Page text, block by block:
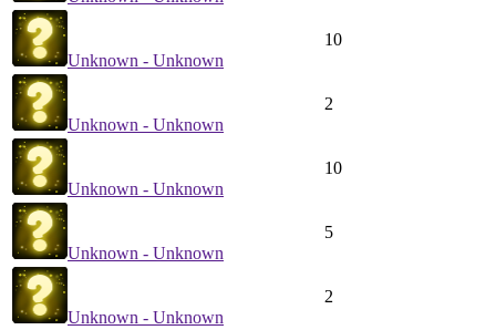
Unknown - Unknown
10
Unknown - Unknown
2
Unknown - Unknown
10
Unknown - Unknown
5
Unknown - Unknown
2